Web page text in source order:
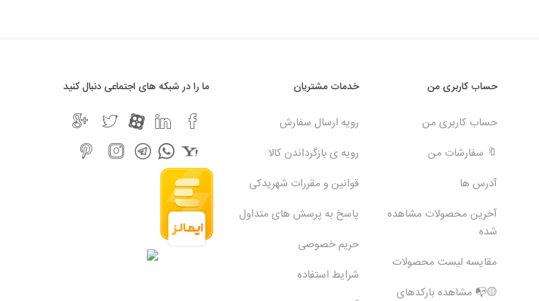
حساب کاربری من
حساب کاربری من
🔖 سفارشات من
آدرس ها
آخرین محصولات مشاهده
شده
مقایسه لیست محصولات
🟡📭 مشاهده بارکدهای
خدمات مشتریان
رویه ارسال سفارش
رویه ی بازگرداندن کالا
قوانین و مقررات شهریدکی
پاسخ به پرسش های متداول
حریم خصوصی
شرایط استفاده
ما را در شبکه های اجتماعی دنبال کنید